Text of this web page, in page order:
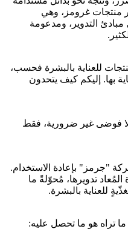
منتجات غرومز، وهي
مبادئ التدوير، ومدعومة
للعناية بالبشرة فحسب،
بها. إليكم كيف يتحدون
فوضى غير ضرورية، فقط
"جرمز" بإعادة الاستخدام.
المُعاد تدويرها، مُحوّلةً ما
للعناية بالبشرة.
تراه هو ما تحصل عليه: